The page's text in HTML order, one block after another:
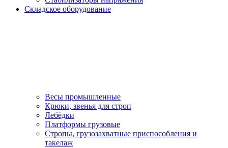
Складское оборудование
Весы промышленные
Крюки, звенья для строп
Лебёдки
Платформы грузовые
Стропы, грузозахватные приспособления и
такелаж